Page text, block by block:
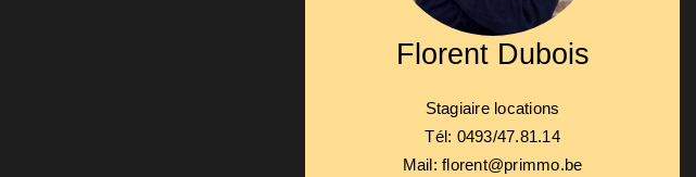
Florent Dubois
Stagiaire locations
Tél: 0493/47.81.14
Mail: florent@primmo.be